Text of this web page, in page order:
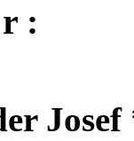
:
Josef